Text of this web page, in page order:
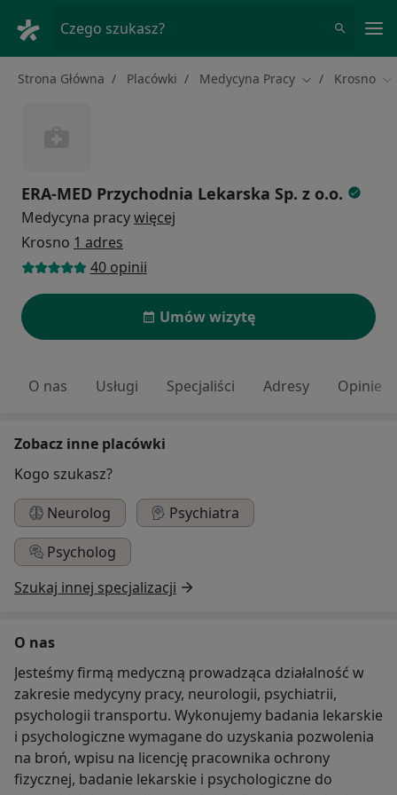
Czego szukasz?
Strona Główna Placówki Medycyna Pracy Zmień miasto
Krosno
ERA-MED Przychodnia Lekarska Sp. z o.o.
Medycyna pracywięcej
Krosno 1 adres
40 opinii
Umów wizytę
O nas Usługi Specjaliści Adresy Opinie
Zobacz inne placówki
Kogo szukasz?
Neurolog
Psychiatra
Psycholog
Szukaj innej specjalizacji
O nas
Jesteśmy firmą medyczną prowadząca działalność w
zakresie medycyny pracy, neurologii, psychiatrii,
psychologii transportu. Wykonujemy badania lekarskie
i psychologiczne wymagane do uzyskania pozwolenia
na broń, wpisu na licencję pracownika ochrony
fizycznej, badanie lekarskie i psychologiczne do